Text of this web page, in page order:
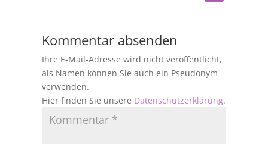
Kommentar absenden
Ihre E-Mail-Adresse wird nicht veröffentlicht,
als Namen können Sie auch ein Pseudonym
verwenden.
Hier finden Sie unsere Datenschutzerklärung.